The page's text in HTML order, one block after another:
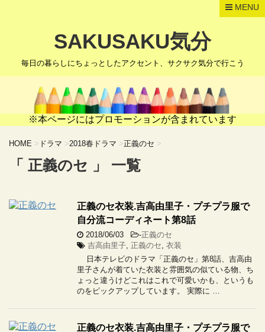
MENU
SAKUSAKU気分
毎日の暮らしにちょっとしたアクセント、サクサク気分で行こう
※本ページにはプロモーションが含まれています
HOME > ドラマ >2018春ドラマ >正義のセ >
「 正義のセ 」 一覧
正義のセ衣装.吉高由里子・プチプラ服で
自分流コーディネート第8話
2018/06/03 -正義のセ
吉高由里子, 正義のセ, 衣装
日本テレビのドラマ「正義のセ」第8話、吉高由
里子さんが着ていた衣装と雰囲気の似ている物、ち
ょっと違うけどこれはこれで可愛いかも、というも
のをピックアップしています。 実際に …
正義のセ衣装.吉高由里子・プチプラ服で